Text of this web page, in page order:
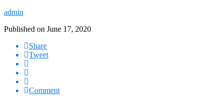
admin
Published on June 17, 2020
Share
Tweet
Comment